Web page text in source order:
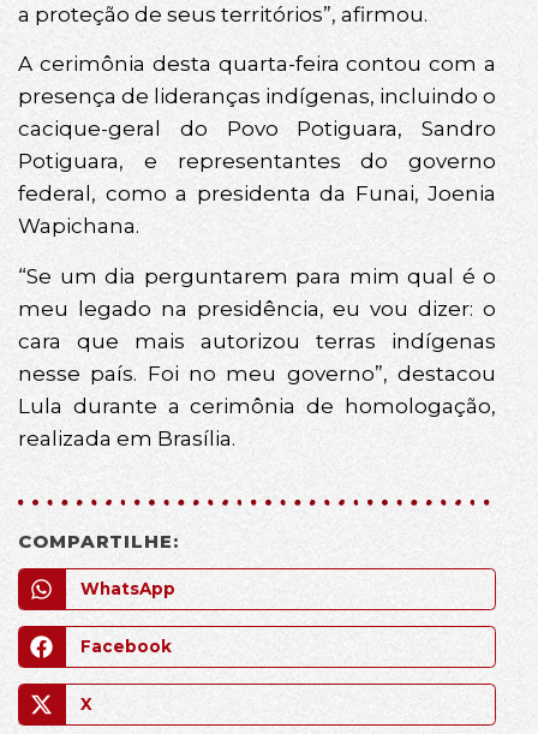
a proteção de seus territórios”, afirmou.
A cerimônia desta quarta-feira contou com a
presença de lideranças indígenas, incluindo o
cacique-geral do Povo Potiguara, Sandro
Potiguara, e representantes do governo
federal, como a presidenta da Funai, Joenia
Wapichana.
“Se um dia perguntarem para mim qual é o
meu legado na presidência, eu vou dizer: o
cara que mais autorizou terras indígenas
nesse país. Foi no meu governo”, destacou
Lula durante a cerimônia de homologação,
realizada em Brasília.
COMPARTILHE:
WhatsApp
Facebook
X